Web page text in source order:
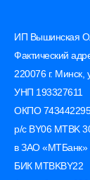
ИП Вышинская
Фактический
220076 г. Минск,
УНП 193327611
ОКПО
р/с BY06 MTBK
в ЗАО «МТБанк»
БИК MTBKBY22